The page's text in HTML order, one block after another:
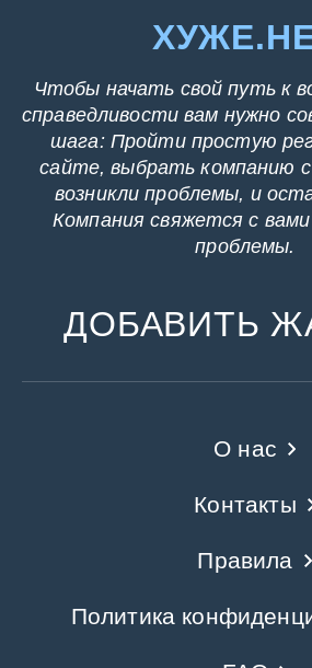
Чтобы начать свой путь к
справедливости вам нужно
шага: Пройти простую
сайте, выбрать компанию
возникли проблемы, и
Компания свяжется с
проблемы.
ДОБАВИТЬ
О нас
Контакты
Правила
Политика